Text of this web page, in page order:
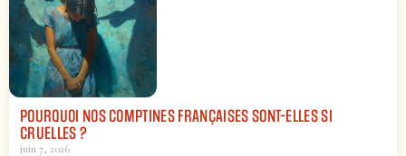
POURQUOI NOS COMPTINES FRANÇAISES SONT-ELLES SI
CRUELLES ?
juin 7, 2026